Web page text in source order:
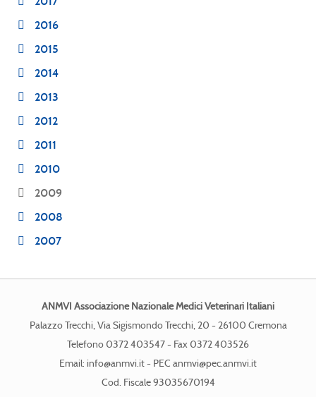
2016
2015
2014
2013
2012
2011
2010
2009
2008
2007
ANMVI Associazione Nazionale Medici Veterinari Italiani
Palazzo Trecchi, Via Sigismondo Trecchi, 20 - 26100 Cremona
Telefono 0372 403547 - Fax 0372 403526
Email: info@anmvi.it- PEC anmvi@pec.anmvi.it
Cod. Fiscale 93035670194